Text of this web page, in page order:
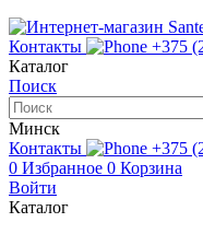
Контакты +375
Каталог
Поиск
Минск
Контакты
+375
0 Избранное 0 Корзина
Войти
Каталог